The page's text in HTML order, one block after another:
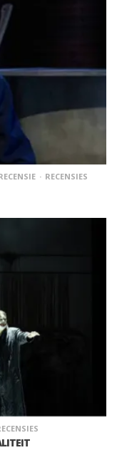
RECENSIES